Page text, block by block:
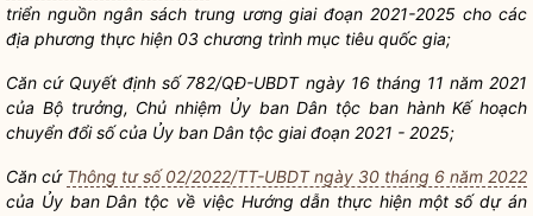
triển nguồn ngân sách trung ương giai đoạn 2021-2025 cho các
địa phương thực hiện 03 chương trình mục tiêu quốc gia;
Căn cứ Quyết định số 782/QĐ-UBDT ngày 16 tháng 11 năm 2021
của Bộ trưởng, Chủ nhiệm Ủy banDân tộc ban hành Kế hoạch
chuyển đổi số của Ủy ban Dân tộc giai đoạn 2021 - 2025;
Căn cứ Thông tư số 02/2022/TT-UBDT ngày 30 tháng 6 năm 2022
của Ủy banDân tộc về việc Hướng dẫn thực hiện một số dự án